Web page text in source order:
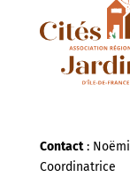
Contact:
Coordinatrice